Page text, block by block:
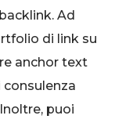
Ad
di link su
anchor text
puoi